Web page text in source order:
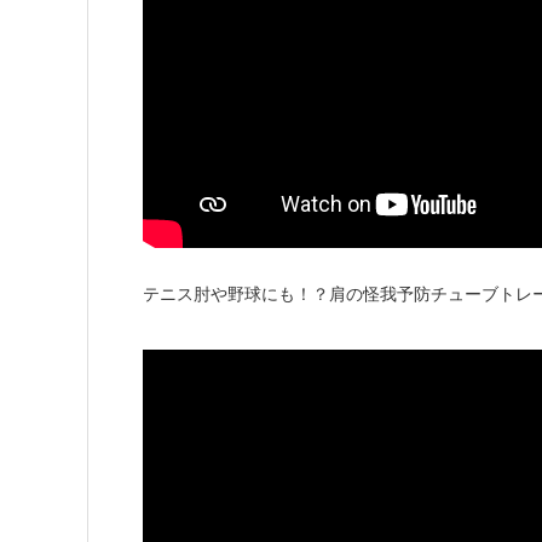
テニス肘や野球にも！？肩の怪我予防チューブトレ